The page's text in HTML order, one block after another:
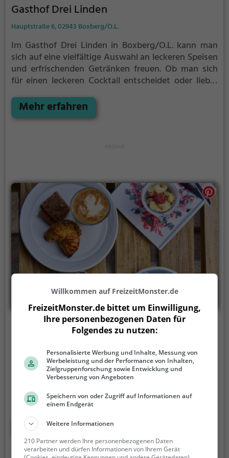
Gasthof Drei Linden
Hauptstraße 6, 02943 Boxberg/O.L.
Im Gasthof Drei Linden in Boxberg/O.L. kann man
sich auf eine vielfältige Auswahl an leckeren Speisen
und erfrischenden Getränken freuen. Ob man sich
für einen leckeren Cocktail entscheidet oder lieber
jeden Geschmack etwas dabei. Die gemütliche
Atmosphäre lädt dazu ein, den Alltag hinter sich zu
Zeit in diesem charmanten Restaurant.
Mehr erfahren
Habermanns
Man taucht ein in die gemütliche Atmosphäre des
Restaurants Habermanns in Weißwasser/O.L. und
spürt sofort das einladende Ambiente. Das
vielfältige Angebot an Getränken und Speisen lässt
keine Wünsche offen. Ob gemütliches
Beisammensein im Bistro oder gesunde Gerichte für
den bewussten Genuss - hier findet man alles, was
das kulinarische Herz begehrt. Die perfekte Adresse,
Mehr erfahren
Willkommen auf FreizeitMonster.de
FreizeitMonster.de bittet um Einwilligung,
Ihre personenbezogenen Daten für
Folgendes zu nutzen:
Personalisierte Werbung und Inhalte, Messung von
Werbeleistung und der Performance von Inhalten,
Zielgruppenforschung sowie Entwicklung und
Verbesserung von Angeboten
Speichern von oder Zugriff auf Informationen auf
einem Endgerät
Weitere Informationen
210 Partner werden Ihre personenbezogenen Daten
verarbeiten und dürfen Informationen von Ihrem Gerät